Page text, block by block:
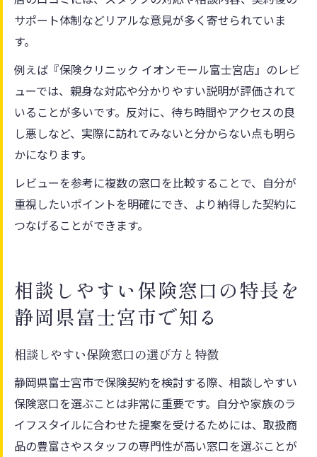
サポート体制などリアルな意見が多く寄せられていま
す。
例えば『保険クリニック イオンモール富士宮店』のレビ
ューでは、親身な対応や分かりやすい説明が評価されて
いることが多いです。反対に、待ち時間やアクセスの良
し悪しなど、実際に訪れてみないと分からない点も明ら
かになります。
レビューを参考に複数の窓口を比較することで、自分が
重視したいポイントを明確にでき、より納得した契約に
つなげることができます。
相談しやすい保険窓口の特長を
静岡県富士宮市で知る
相談しやすい保険窓口の選び方と特徴
静岡県富士宮市で保険契約を検討する際、相談しやすい
保険窓口を選ぶことは非常に重要です。自分や家族のラ
イフスタイルに合わせた提案を受けるためには、取扱商
品の豊富さやスタッフの専門性が高い窓口を選ぶことが